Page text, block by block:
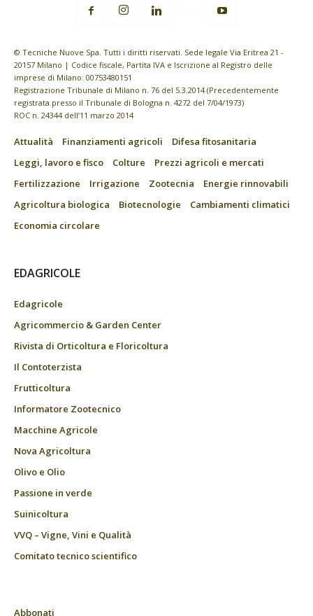
© Tecniche Nuove Spa. Tutti i diritti riservati. Sede legale Via Eritrea 21 -
20157 Milano | Codice fiscale, Partita IVA e Iscrizione al Registro delle
imprese di Milano: 00753480151
Registrazione Tribunale di Milano n. 76 del 5.3.2014 (Precedentemente
registrata presso il Tribunale di Bologna n. 4272 del 7/04/1973)
ROC n. 24344 dell’11 marzo 2014
Attualità Finanziamenti agricoli
Difesa fitosanitaria
Leggi, lavoro e fisco
Colture
Prezzi agricoli e mercati
Fertilizzazione
Irrigazione Zootecnia
Energie rinnovabili
Agricoltura biologica
Biotecnologie
Cambiamenti climatici
Economia circolare
EDAGRICOLE
Edagricole
Agricommercio & Garden Center
Rivista di Orticoltura e Floricoltura
Il Contoterzista
Frutticoltura
Informatore Zootecnico
Macchine Agricole
Nova Agricoltura
Olivo e Olio
Passione in verde
Suinicoltura
VVQ – Vigne, Vini e Qualità
Comitato tecnico scientifico
Abbonati